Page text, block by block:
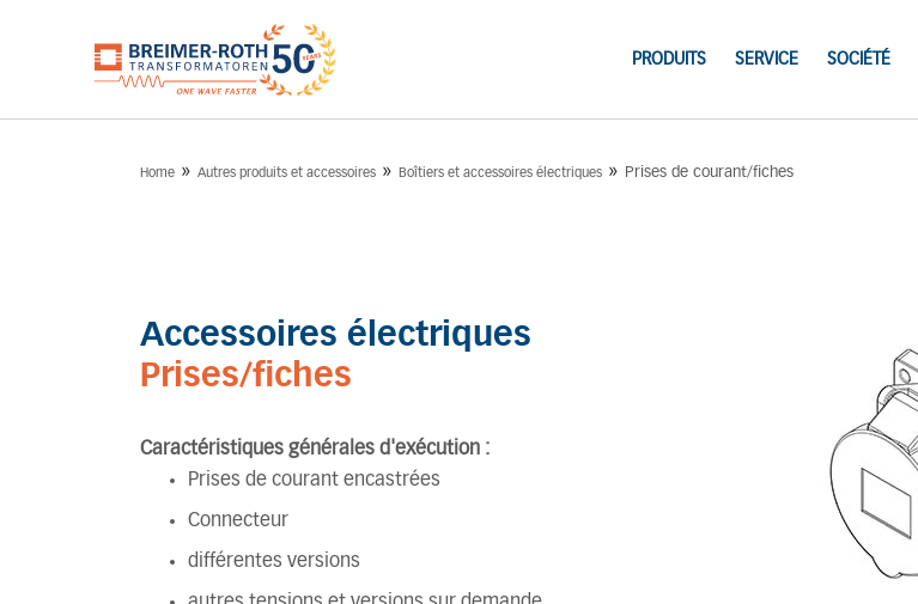
PRODUITS SERVICE SOCIÉTÉ
Home » Autres produits et accessoires » Boîtiers et accessoires électriques » Prises de courant/fiches
Accessoires électriques
Prises/fiches
Caractéristiques générales d'exécution :
Prises de courant encastrées
Connecteur
différentes versions